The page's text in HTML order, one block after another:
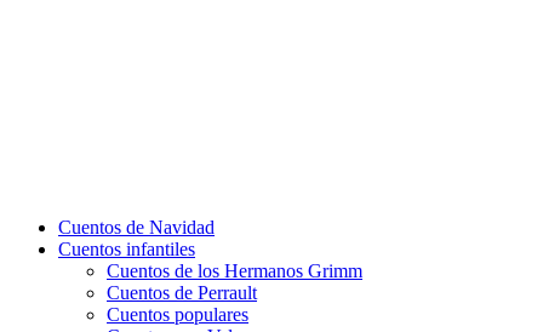
Cuentos de Navidad
Cuentos infantiles
Cuentos de los Hermanos Grimm
Cuentos de Perrault
Cuentos populares